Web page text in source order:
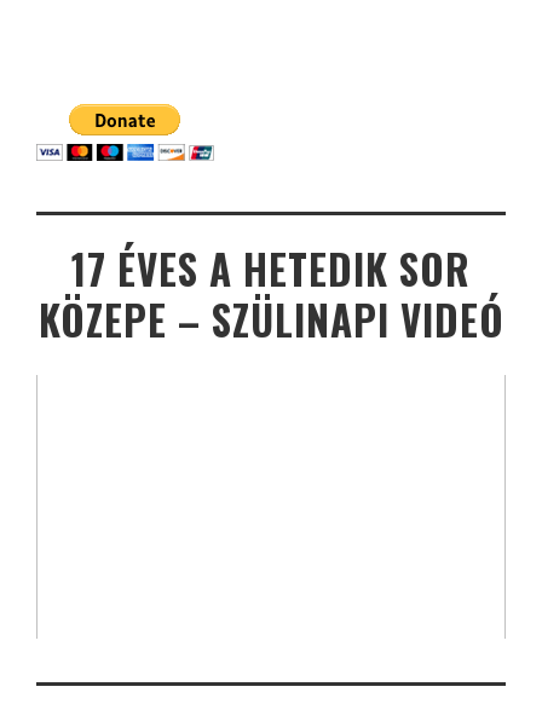
17 ÉVES A HETEDIK SOR
KÖZEPE – SZÜLINAPI VIDEÓ